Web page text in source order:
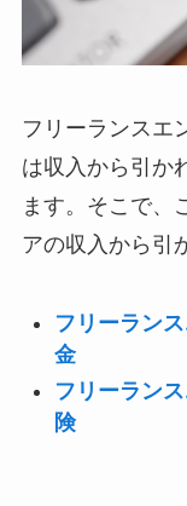
フリーランスエ
は収入から引か
ます。そこで、
アの収入から引
フリーラン
金
フリーラン
険